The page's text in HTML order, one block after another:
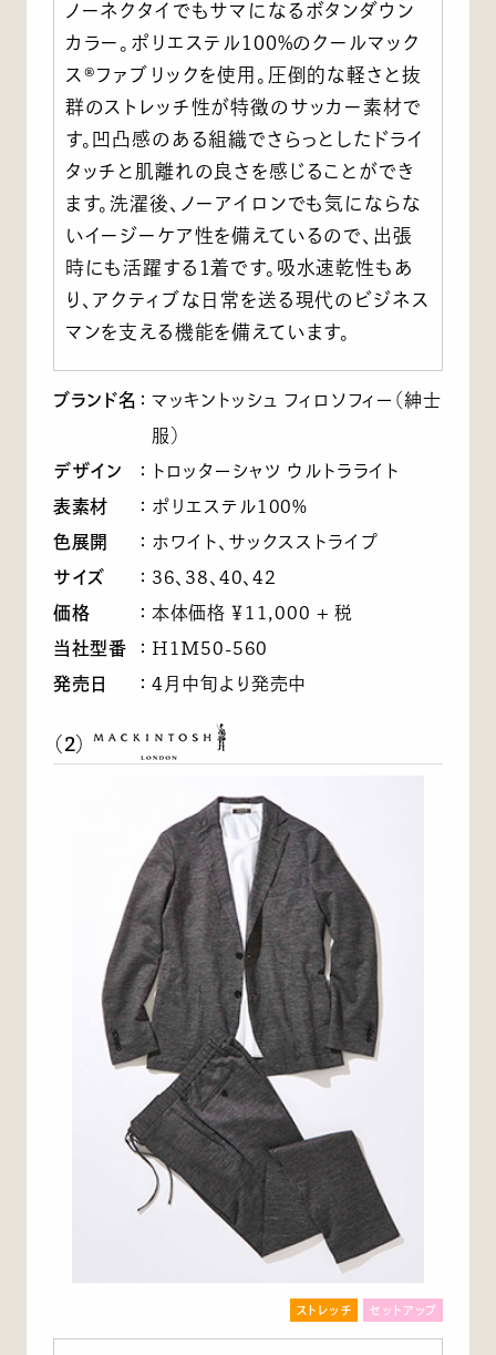
ノーネクタイでもサマになるボタンダウン
カラー。ポリエステル100%のクールマック
ス®ファブリックを使用。圧倒的な軽さと抜
群のストレッチ性が特徴のサッカー素材で
す。凹凸感のある組織でさらっとしたドライ
タッチと肌離れの良さを感じることができ
ます。洗濯後、ノーアイロンでも気にならな
いイージーケア性を備えているので、出張
時にも活躍する1着です。吸水速乾性もあ
り、アクティブな日常を送る現代のビジネス
マンを支える機能を備えています。
ブランド名 ： マッキントッシュ フィロソフィー（紳士
服）
デザイン
：
トロッターシャツ ウルトラライト
表素材
： ポリエステル100%
色展開
： ホワイト、サックスストライプ
サイズ
： 36、38、40、42
価格
： 本体価格 ￥11,000 + 税
当社型番
： H1M50-560
発売日
： 4月中旬より発売中
（2）
ストレッチ セットアップ